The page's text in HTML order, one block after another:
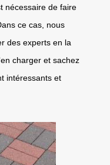
nécessaire de faire
ce cas, nous
des experts en la
charger et sachez
intéressants et